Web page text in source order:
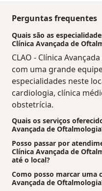
Perguntas frequentes
Quais são as
Clínica Avançada de
CLAO - Clínica
com uma grande
especialidades neste
cardiologia, clínica
obstetrícia.
Quais os serviços
Avançada de
Posso passar por
Clínica Avançada de
até o local?
Como posso marcar uma
Avançada de